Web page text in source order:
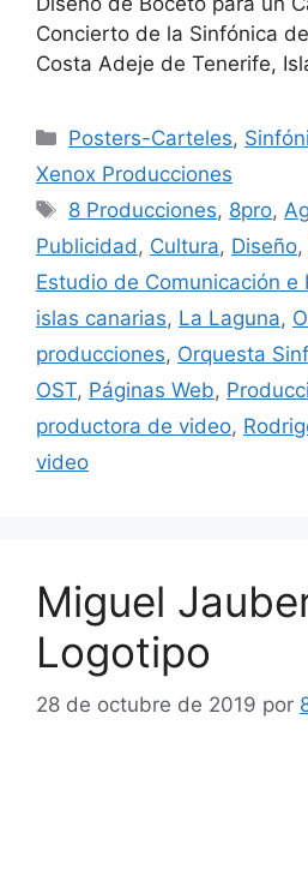
Concierto de la Sinfónica
Costa Adeje de Tenerife,
Posters-Carteles,
Xenox Producciones
8 Producciones, 8pro,
Publicidad , Cultura, Diseño,
Estudio de Comunicación e
islas canarias, La Laguna,
producciones, Orquesta
OST, Páginas Web,
productora de video,
video
Miguel
Logotipo
28 de octubre de 2019 por